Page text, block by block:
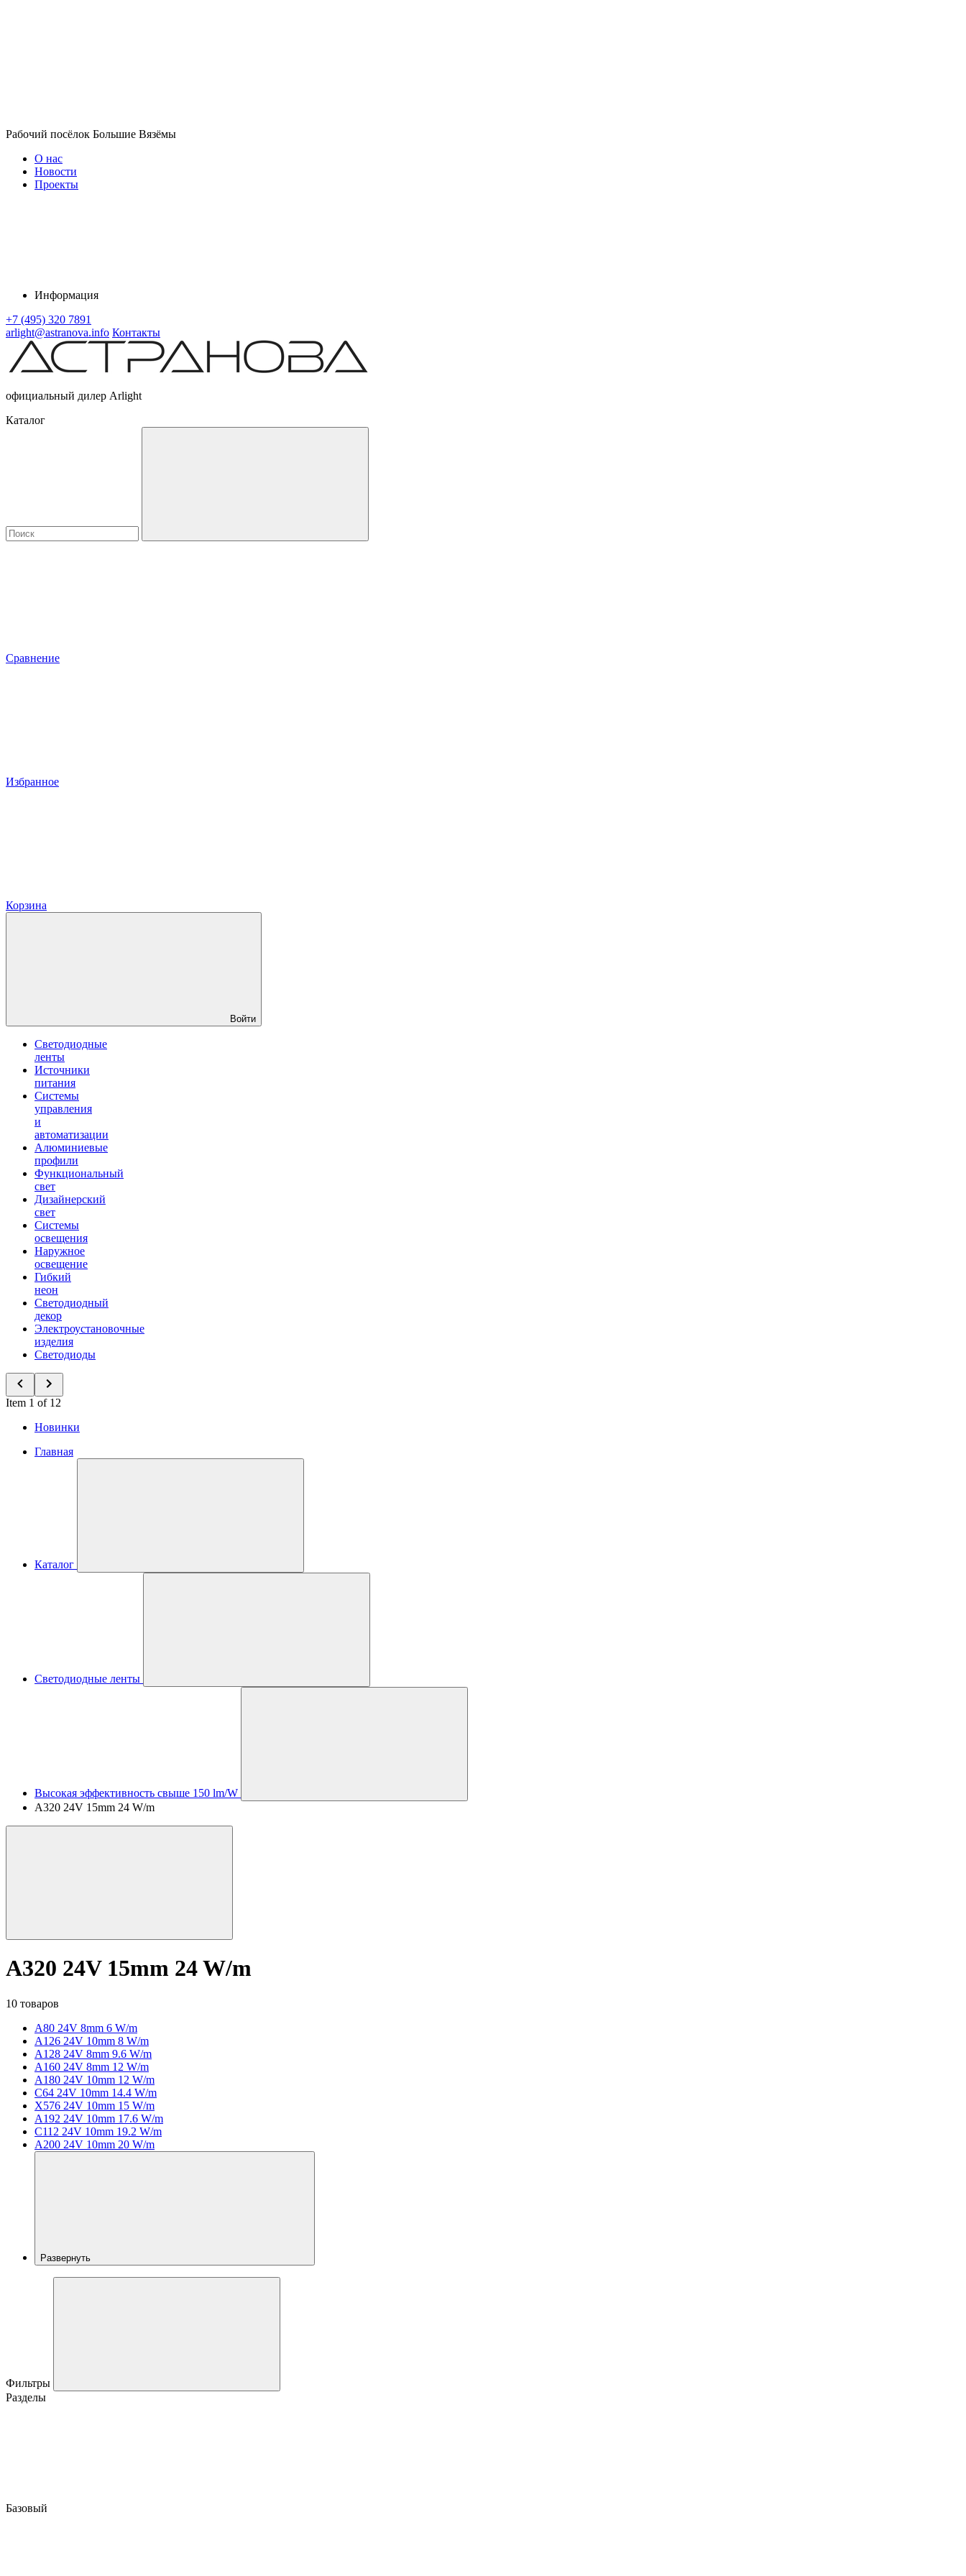
Рабочий посёлок Большие Вязёмы
О нас
Новости
Проекты
Информация
+7 (495) 320 7891
arlight@astranova.info Контакты
официальный дилер Arlight
Каталог
Сравнение
Избранное
Корзина
Войти
Светодиодные
ленты
Источники
питания
Системы
управления
и
автоматизации
Алюминиевые
профили
Функциональный
свет
Дизайнерский
свет
Системы
освещения
Наружное
освещение
Гибкий
неон
Светодиодный
декор
Электроустановочные
изделия
Светодиоды
Item 1 of 12
Новинки
Главная
Каталог
Светодиодные ленты
Высокая эффективность свыше 150 lm/W
A320 24V 15mm 24 W/m
A320 24V 15mm 24 W/m
10 товаров
A80 24V 8mm 6 W/m
A126 24V 10mm 8 W/m
A128 24V 8mm 9.6 W/m
A160 24V 8mm 12 W/m
A180 24V 10mm 12 W/m
C64 24V 10mm 14.4 W/m
X576 24V 10mm 15 W/m
A192 24V 10mm 17.6 W/m
C112 24V 10mm 19.2 W/m
A200 24V 10mm 20 W/m
Развернуть
Фильтры
Разделы
Базовый